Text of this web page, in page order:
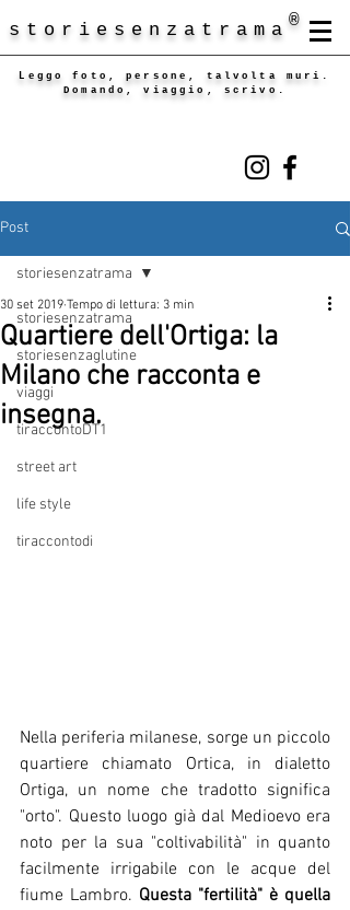
storiesenzatrama ®
Leggo foto, persone, talvolta muri.
Domando, viaggio, scrivo.
Post
storiesenzatrama
storiesenzaglutine
viaggi
tiraccontoDT1
street art
life style
tiraccontodi
storiesenzatrama
Quartiere dell'Ortiga: la
Milano che racconta e
insegna.
30 set 2019 Tempo di lettura: 3 min
Nella periferia milanese, sorge un piccolo
quartiere chiamato Ortica, in dialetto
Ortiga, un nome che tradotto significa
"orto". Questo luogo già dal Medioevo era
noto per la sua "coltivabilità" in quanto
facilmente irrigabile con le acque del
fiume Lambro. Questa "fertilità" è quella